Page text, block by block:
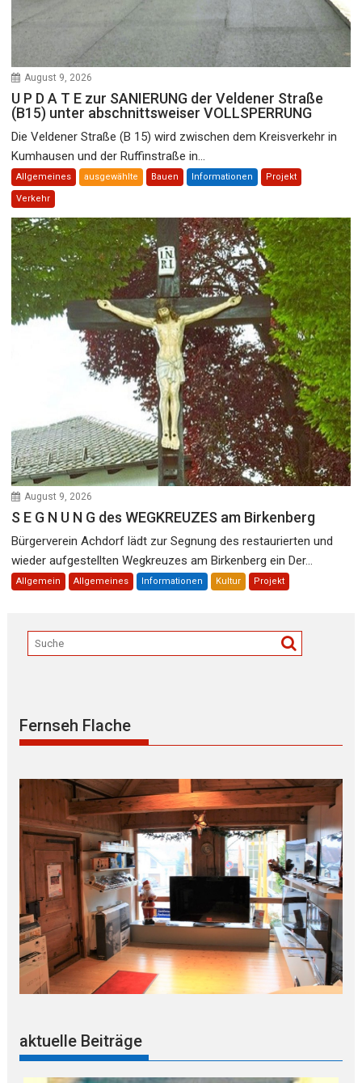
August 9, 2026
U P D A T E zur SANIERUNG der Veldener Straße
(B15) unter abschnittsweiser VOLLSPERRUNG
Die Veldener Straße (B 15) wird zwischen dem Kreisverkehr in
Kumhausen und der Ruffinstraße in...
Allgemeines ausgewählte Bauen Informationen Projekt
Verkehr
August 9, 2026
S E G N U N G des WEGKREUZES am Birkenberg
Bürgerverein Achdorf lädt zur Segnung des restaurierten und
wieder aufgestellten Wegkreuzes am Birkenberg ein Der...
Allgemein Allgemeines Informationen Kultur Projekt
Fernseh Flache
aktuelle Beiträge